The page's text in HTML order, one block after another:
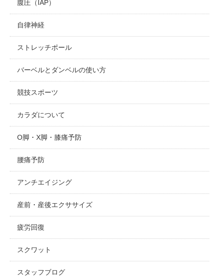
腹圧（IAP）
自律神経
ストレッチポール
バーベルとダンベルの使い方
競技スポーツ
カラダについて
O脚・X脚・膝痛予防
腰痛予防
アンチエイジング
産前・産後エクササイズ
疲労回復
スクワット
スタッフブログ